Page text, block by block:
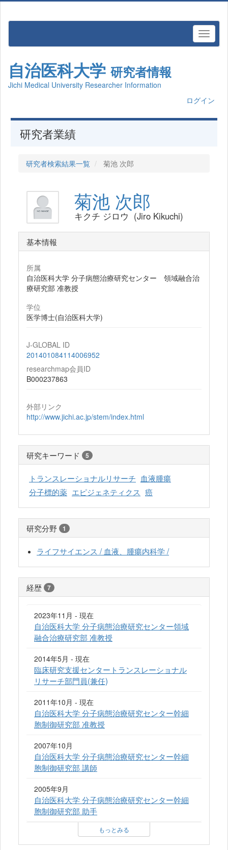
自治医科大学 研究者情報
Jichi Medical University Researcher Information
ログイン
研究者業績
研究者検索結果一覧 菊池 次郎
菊池 次郎
キクチ ジロウ (Jiro Kikuchi)
基本情報
所属
自治医科大学 分子病態治療研究センター 領域融合治
療研究部 准教授
学位
医学博士(自治医科大学)
J-GLOBAL ID
201401084114006952
researchmap会員ID
B000237863
外部リンク
http://www.jichi.ac.jp/stem/index.html
研究キーワード 5
トランスレーショナルリサーチ 血液腫瘍
分子標的薬 エピジェネティクス 癌
研究分野 1
ライフサイエンス / 血液、腫瘍内科学 /
経歴 7
2023年11月 - 現在
自治医科大学 分子病態治療研究センター領域
融合治療研究部 准教授
2014年5月 - 現在
臨床研究支援センタートランスレーショナル
リサーチ部門員(兼任)
2011年10月 - 現在
自治医科大学 分子病態治療研究センター幹細
胞制御研究部 准教授
2007年10月
自治医科大学 分子病態治療研究センター幹細
胞制御研究部 講師
2005年9月
自治医科大学 分子病態治療研究センター幹細
胞制御研究部 助手
もっとみる